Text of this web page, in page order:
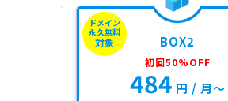
ドメイン
永久無料
対象 BOX2
初回50%OFF
484 円 / 月〜